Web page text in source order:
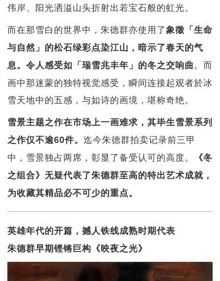
伟岸、阳光洒溢山头折射出若宝石般的虹光。
而在那雪白的世界中，朱德群亦使用了象徵「生命
与自然」的松石绿彩点染江山，暗示了春天的气
息。令人感受如「瑞雪兆丰年」的冬之交响曲。而
画中那迷蒙的独特视觉感受，瞬间连接起观者於冰
雪天地中的五感，与如诗的画境，堪称奇绝。
雪景主题之作在市场上一画难求，其毕生雪景系列
之作仅不逾60件。 迄今朱德群拍卖记录前三甲
中，雪景独占两席，彰显了备受认可的高度。
《冬
之组合》无疑代表了朱德群至高的特出艺术成就，
为收藏其精品必不可少的重点。
英雄年代的开篇，撼人铁线成熟时期代表
朱德群早期铿锵巨构《映夜之光》